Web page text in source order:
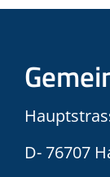
D- 76707